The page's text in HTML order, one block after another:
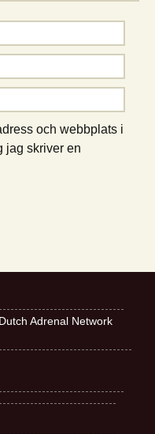
och webbplats i
jag skriver en
Adrenal Network